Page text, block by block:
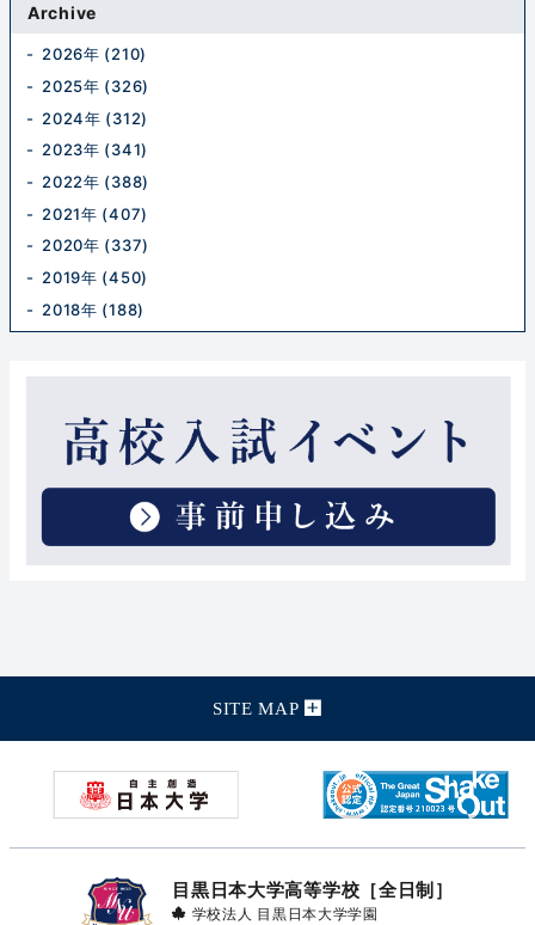
Archive
2026年 (210)
2025年 (326)
2024年 (312)
2023年 (341)
2022年 (388)
2021年 (407)
2020年 (337)
2019年 (450)
2018年 (188)
SITE MAP
目黒日本大学高等学校［全日制］
学校法人 目黒日本大学学園